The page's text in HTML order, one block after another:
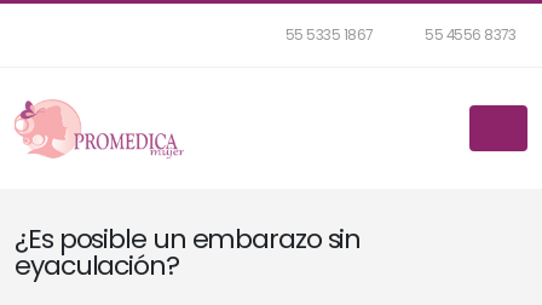
55 5335 1867 55 4556 8373
¿Es posible un embarazo sin
eyaculación?